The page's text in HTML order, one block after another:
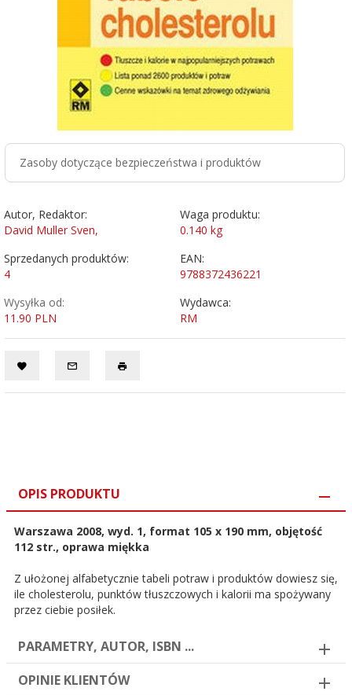
Zasoby dotyczące bezpieczeństwa i produktów
Autor, Redaktor:
David Muller Sven,
Waga produktu:
0.140 kg
Sprzedanych produktów:
4
EAN:
9788372436221
Wysyłka od:
11.90 PLN
Wydawca:
RM
OPIS PRODUKTU
Warszawa 2008, wyd. 1, format 105 x 190 mm, objętość
112 str., oprawa miękka
Z ułożonej alfabetycznie tabeli potraw i produktów dowiesz się,
ile cholesterolu, punktów tłuszczowych i kalorii ma spożywany
przez ciebie posiłek.
PARAMETRY, AUTOR, ISBN ...
OPINIE KLIENTÓW